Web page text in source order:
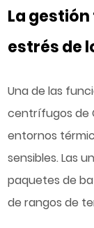
La
estrés de
Una de las
centrífugos de
entornos
sensibles. Las
paquetes de
de rangos de